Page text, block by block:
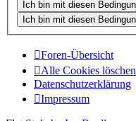
Foren-Übersicht
Alle Cookies löschen
Datenschutzerklärung
Impressum